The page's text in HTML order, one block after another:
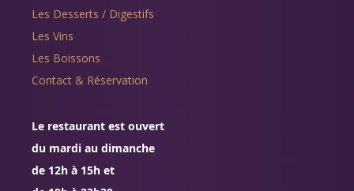
Les Desserts / Digestifs
Les Vins
Les Boissons
Contact & Réservation
Le restaurant est ouvert
du mardi au dimanche
de 12h à 15h et